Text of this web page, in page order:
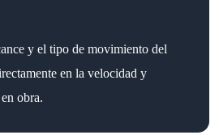
y el tipo de movimiento del
en la velocidad y
obra.